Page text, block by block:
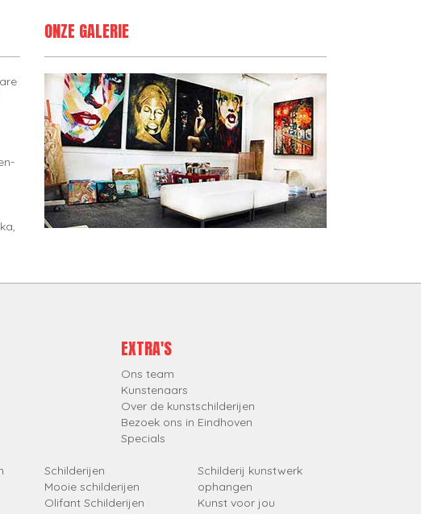
ONZE GALERIE
EXTRA'S
Ons team
Kunstenaars
Over de kunstschilderijen
Bezoek ons in Eindhoven
Specials
Schilderijen
Mooie schilderijen
Olifant Schilderijen
Schilderij kunstwerk
ophangen
Kunst voor jou